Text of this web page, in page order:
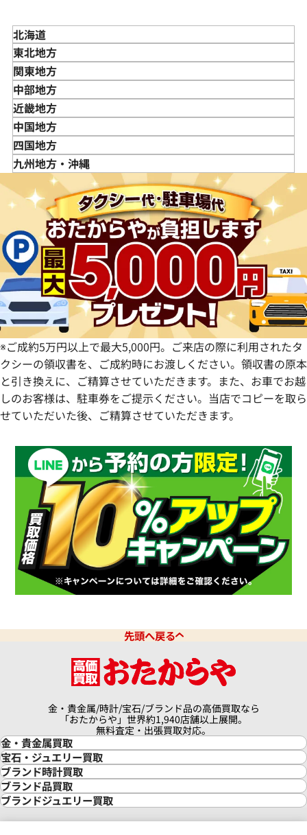
北海道
東北地方
青森県
岩手県
宮城県
秋田県
山形県
福島県
関東地方
東京都
神奈川県
埼玉県
千葉県
茨城県
栃木県
群馬県
中部地方
新潟県
富山県
石川県
山梨県
長野県
岐阜県
静岡県
愛知県
近畿地方
三重県
滋賀県
京都府
兵庫県
奈良県
和歌山県
中国地方
鳥取県
島根県
広島県
山口県
四国地方
徳島県
愛媛県
九州地方・沖縄
佐賀県
長崎県
熊本県
大分県
宮崎県
鹿児島県
※ご成約5万円以上で最大5,000円。ご来店の際に利用されたタ
クシーの領収書を、ご成約時にお渡しください。領収書の原本
と引き換えに、ご精算させていただきます。また、お車でお越
しのお客様は、駐車券をご提示ください。当店でコピーを取ら
せていただいた後、ご精算させていただきます。
先頭へ戻る
金・貴金属/時計/宝石/ブランド品の高価買取なら
「おたからや」世界約1,940店舗以上展開。
無料査定・出張買取対応。
金・貴金属買取
金買取
金の相場価格情報
金の参考買取価格一覧
インゴット買取
インゴットの相場価格情報
24金買取
宝石・ジュエリー買取
宝石・ジュエリー買取
ダイヤモンド買取
ダイヤモンド・宝石の参考価格一覧
リング・結婚指輪買取
エメラルド買取
ブランド時計買取
時計買取
ロレックス買取
ロレックス デイトナ買取
ロレックス サブマリーナー買取
ブランド品買取
ブランド買取
ブランドジュエリー買取